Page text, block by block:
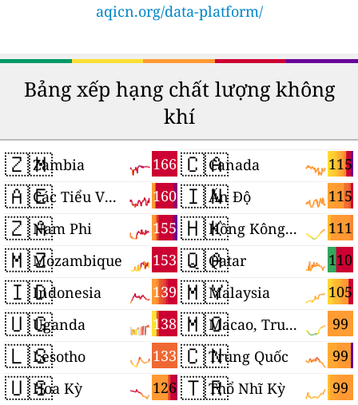
aqicn.org/data-platform/
Bảng xếp hạng chất lượng không
khí
🇿🇲 166
Zambia
🇦🇪 160
Các Tiểu Vương quốc Ả Rập Thống nhất
🇿🇦 155
Nam Phi
🇲🇿 153
Mozambique
🇮🇩 139
Indonesia
🇺🇬 138
Uganda
🇱🇸 133
Lesotho
🇺🇸 126
Hoa Kỳ
🇨🇦 115
Canada
🇮🇳 115
Ấn Độ
🇭🇰 111
Hồng Kông, Trung Quốc
🇶🇦 110
Qatar
🇲🇾 105
Malaysia
🇲🇴 99
Macao, Trung Quốc
🇨🇳 99
Trung Quốc
🇹🇷 99
Thổ Nhĩ Kỳ